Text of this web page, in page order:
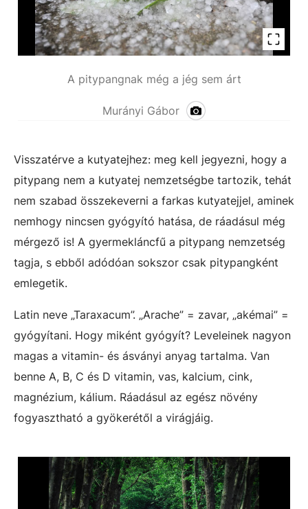
A pitypangnak még a jég sem árt
Murányi Gábor
Visszatérve a kutyatejhez: meg kell jegyezni, hogy a
pitypang nem a kutyatej nemzetségbe tartozik, tehát
nem szabad összekeverni a farkas kutyatejjel, aminek
nemhogy nincsen gyógyító hatása, de ráadásul még
mérgező is! A gyermekláncfű a pitypang nemzetség
tagja, s ebből adódóan sokszor csak pitypangként
emlegetik.
Latin neve „Taraxacum”. „Arache” = zavar, „akémai” =
gyógyítani. Hogy miként gyógyít? Leveleinek nagyon
magas a vitamin- és ásványi anyag tartalma. Van
benne A, B, C és D vitamin, vas, kalcium, cink,
magnézium, kálium. Ráadásul az egész növény
fogyasztható a gyökerétől a virágjáig.